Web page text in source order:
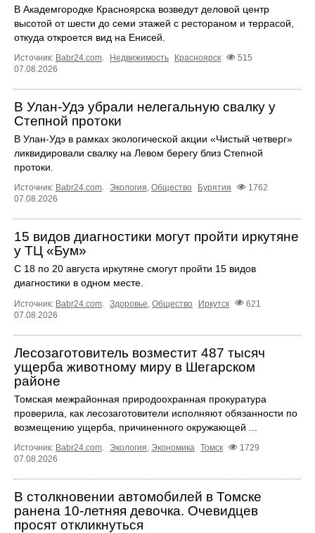
В Академгородке Красноярска возведут деловой центр
высотой от шести до семи этажей с рестораном и террасой,
откуда откроется вид на Енисей.
Источник: Babr24.com. Недвижимость Красноярск
515
07.08.2026
В Улан-Удэ убрали нелегальную свалку у
Степной протоки
В Улан-Удэ в рамках экологической акции «Чистый четверг»
ликвидировали свалку на Левом берегу близ Степной
протоки.
Источник: Babr24.com. Экология, Общество Бурятия
1762
07.08.2026
15 видов диагностики могут пройти иркутяне
у ТЦ «Бум»
С 18 по 20 августа иркутяне смогут пройти 15 видов
диагностики в одном месте.
Источник: Babr24.com Здоровье Общество Иркутск
621
07.08.2026
Лесозаготовитель возместит 487 тысяч
ущерба животному миру в Шегарском
районе
Томская межрайонная природоохранная прокуратура
проверила, как лесозаготовители исполняют обязанности по
возмещению ущерба, причиненного окружающей ...
Источник: Babr24.com Экология Экономика Томск
1729
07.08.2026
В столкновении автомобилей в Томске
ранена 10-летняя девочка. Очевидцев
просят откликнуться